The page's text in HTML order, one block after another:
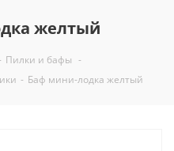
желтый
Пилки и бафы -
- Баф мини-лодка желтый